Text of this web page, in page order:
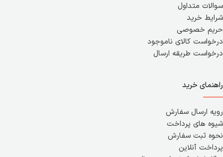
سوالات متداول
شرایط خرید
حریم خصوصی
درخواست کالای ناموجود
درخواست طریقه ارسال
راهنمای خرید
رویه ارسال سفارش
شیوه های پرداخت
نحوه ثبت سفارش
پرداخت آنلاین